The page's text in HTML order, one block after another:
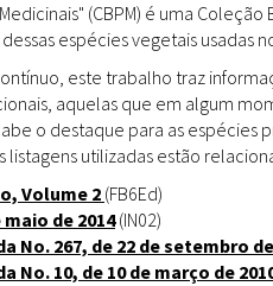
(CBPM) é uma
espécies vegetais usadas
este trabalho traz
aquelas que em algum
o destaque para as espécies
listagens utilizadas estão
Volume 2 (FB6Ed)
de 2014(IN02)
No. 267, de 22 de setembro
10, de 10 de março de